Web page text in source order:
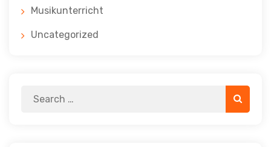
Musikunterricht
Uncategorized
Search
Search